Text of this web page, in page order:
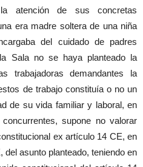
atención de sus concretas
era madre soltera de una niña
del cuidado de padres
Sala no se haya planteado la
trabajadoras demandantes la
de trabajo constituía o no un
de su vida familiar y laboral, en
supone no valorar
ex artículo 14 CE, en
del asunto planteado, teniendo en